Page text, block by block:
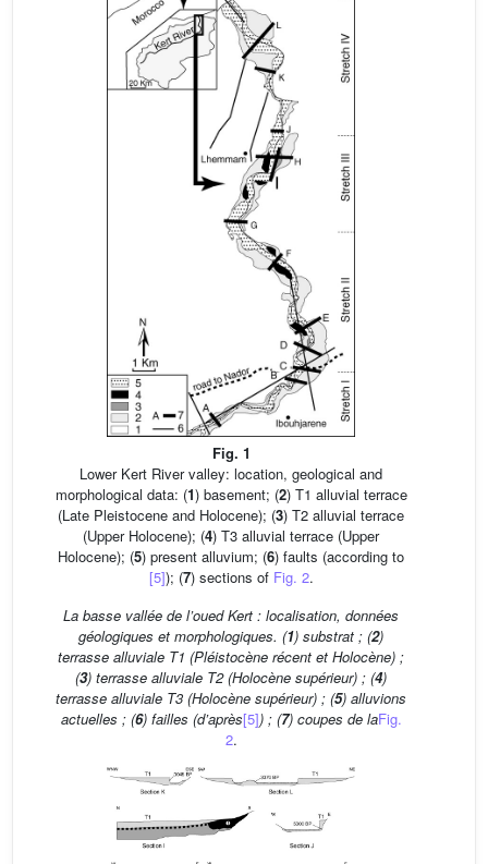
Fig. 1
Lower Kert River valley: location, geological and
morphological data: (1) basement; (2) T1 alluvial terrace
(Late Pleistocene and Holocene); (3) T2 alluvial terrace
(Upper Holocene); (4) T3 alluvial terrace (Upper
Holocene); (5) present alluvium; (6) faults (according to
[5]); (7) sections of Fig. 2.
La basse vallée de l’oued Kert : localisation, données
géologiques et morphologiques. (1) substrat ; (2)
terrasse alluviale T1 (Pléistocène récent et Holocène) ;
(3) terrasse alluviale T2 (Holocène supérieur) ; (4)
terrasse alluviale T3 (Holocène supérieur) ; (5) alluvions
actuelles ; (6) failles (d’après[5]) ; (7) coupes de laFig.
2.